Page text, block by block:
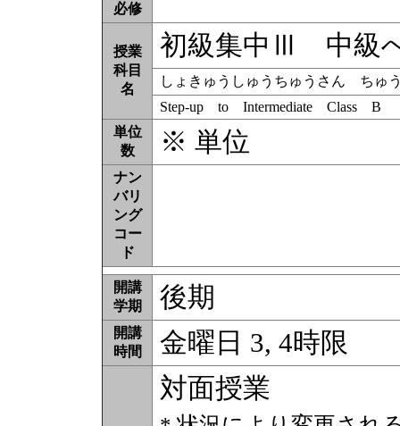
必修
授業
科目
名
初級集中Ⅲ 中級
しょきゅうしゅうちゅうさん ちゅ
Step-up to Intermediate Class B
単位
数
※ 単位
ナン
バリ
ング
コー
ド
開講
学期
後期
開講
時間
金曜日 3, 4時限
対面授業